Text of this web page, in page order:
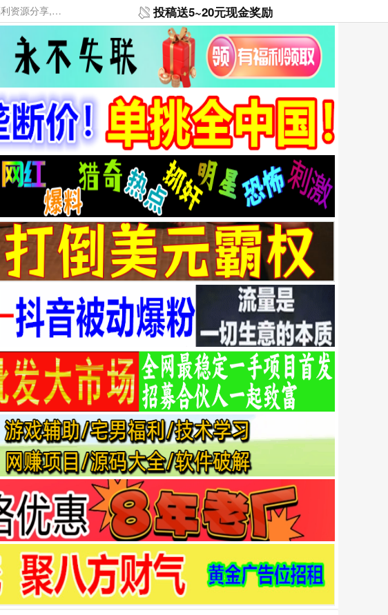
本网站提供资源工具下载，大老表资源工具，大表哥资源网软件工具，大老表资源下载，活动线报福利资源分享,活动线报，大型网游经典游戏，网络热门技术游戏辅助交流与分享。 投稿送5~20元现金奖励